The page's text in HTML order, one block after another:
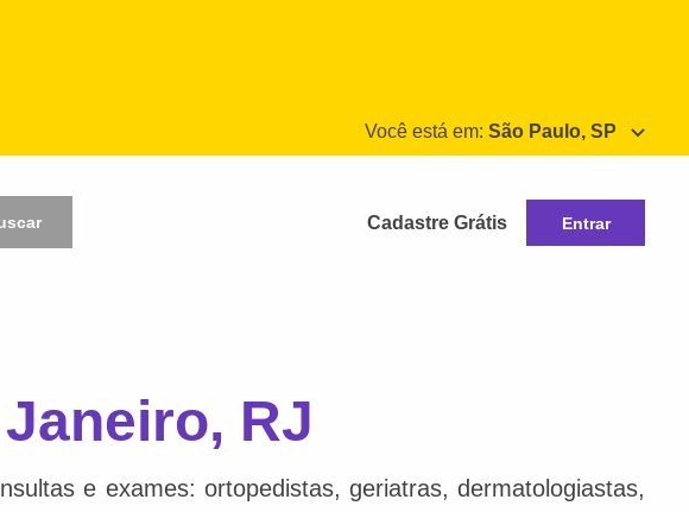
Você está em: São Paulo, SP
Cadastre Grátis Entrar
RJ
e exames: ortopedistas, geriatras, dermatologiastas,